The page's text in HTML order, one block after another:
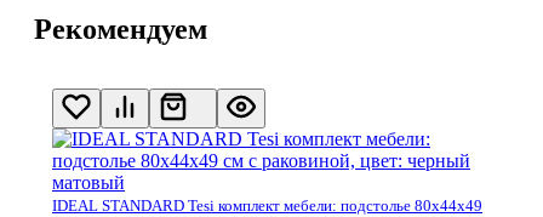
Рекомендуем
IDEAL STANDARD Tesi комплект мебели: подстолье 80x44x49